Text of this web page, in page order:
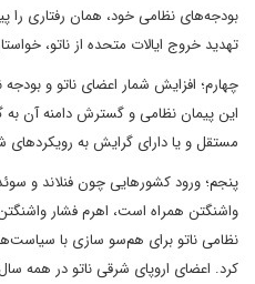
بودجه‌های نظامی خود، همان رفتاری را
تهدید خروج ایالات متحده از ناتو،
چهارم؛ افزایش شمار اعضای ناتو و
این پیمان نظامی و گسترش دامنه آن به
مستقل و یا دارای گرایش به
پنجم؛ ورود کشورهایی چون فنلاند و
واشنگتن همراه است، اهرم فشار
نظامی ناتو برای هم‌سو سازی با
کرد. اعضای اروپای شرقی ناتو در همه